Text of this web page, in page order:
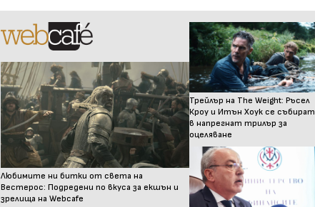
Любимите ни битки от света на
Вестерос: Подредени по вкуса за екшън и
зрелища на Webcafe
Трейлър на The Weight: Ръсел
Кроу и Итън Хоук се събират
в напрегнат трилър за
оцеляване